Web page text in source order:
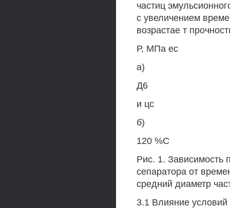
частиц
с увеличением
возрастае т
Р, МПа ес
а)
Д6
и цс
б)
120 %С
Рис. 1. Зависимость
сепаратора от
средний диаметр
3.1 Влияние условий